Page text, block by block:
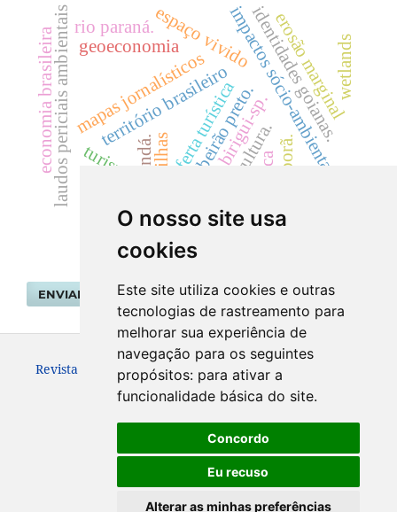
O nosso site usa
cookies
Este site utiliza cookies e outras
tecnologias de rastreamento para
melhorar sua experiência de
navegação para os seguintes
propósitos: para ativar a
funcionalidade básica do site.
Concordo
Eu recuso
Alterar as minhas preferências
mapas jornalísticosbirigui-sp.
impactos sócio-ambientais
jacundá.
laudos periciais ambientais ribeirão preto.
espaço vivido
cultura.
território brasileiroidentidades goianas.
economia brasileira geoeconomia
turismo.
erosão marginal
trilhasoferta turística
rio paraná.
ivaiporã.
música
wetlands
ENVIAR SUBMISSÃO
Revista Geografar ISSN: 1981-089X